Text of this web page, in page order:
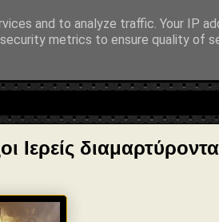
and to analyze traffic. Your IP
metrics to ensure quality of